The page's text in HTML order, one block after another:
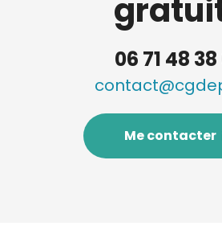
06 71 48
Me contacter